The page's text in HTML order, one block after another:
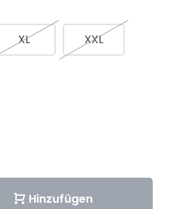
XL XXL
Hinzufügen